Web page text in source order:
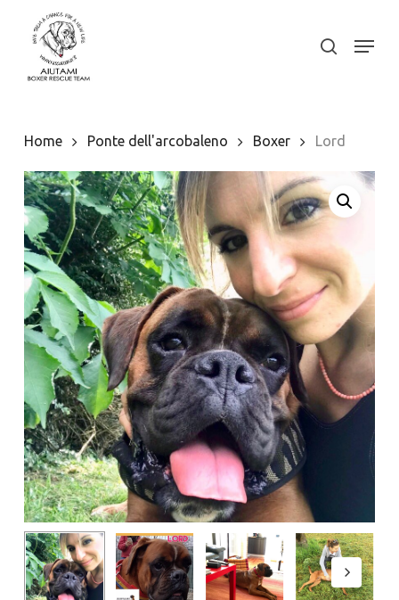
content
search
Menu
Home Ponte dell'arcobaleno Boxer Lord
Close